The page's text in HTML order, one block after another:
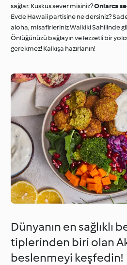
sağlar. Kuskus sever misiniz?Onlarca
Evde Hawaii partisine ne dersiniz?
aloha, misafirleriniz Waikiki Sahilinde
Önlüğünüzü bağlayın ve lezzetli bir
gerekmez! Kalkışa hazırlanın!
Dünyanın en sağlıklı
tiplerinden biri olan
beslenmeyi keşfedin!